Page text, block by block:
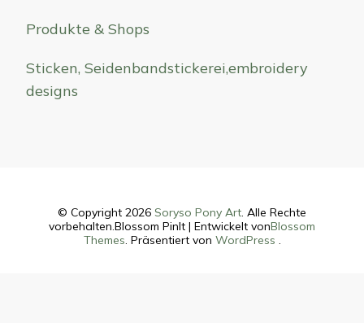
Produkte & Shops
Sticken, Seidenbandstickerei,embroidery
designs
© Copyright 2026 Soryso Pony Art. Alle Rechte
vorbehalten.Blossom PinIt | Entwickelt vonBlossom
Themes. Präsentiert von WordPress .